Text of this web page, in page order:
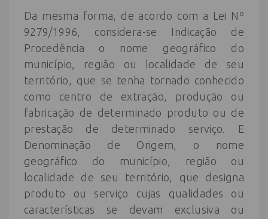
Da mesma forma, de acordo com a Lei Nº
9279/1996, considera-se Indicação de
Procedência o nome geográfico do
município, região ou localidade de seu
território, que se tenha tornado conhecido
como centro de extração, produção ou
fabricação de determinado produto ou de
prestação de determinado serviço. E
Denominação de Origem, o nome
geográfico do município, região ou
localidade de seu território, que designa
produto ou serviço cujas qualidades ou
características se devam exclusiva ou